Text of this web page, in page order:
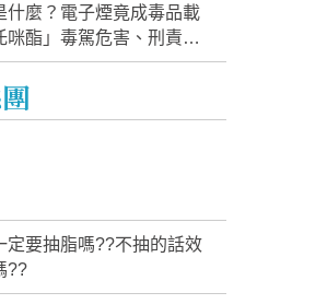
什麼？電子煙竟成毒品載
咪酯」毒駕危害、刑責與
訊
定要抽脂嗎??不抽的話效
??